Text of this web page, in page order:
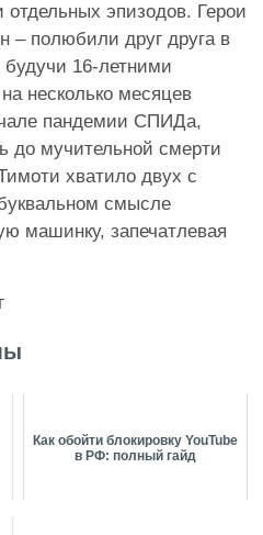
отдельных эпизодов. Герои
– полюбили друг друга в
будучи 16-летними
несколько месяцев
пандемии СПИДа,
до мучительной смерти
хватило двух с
смысле
машинку, запечатлевая
Как обойти блокировку YouTube
в РФ: полный гайд